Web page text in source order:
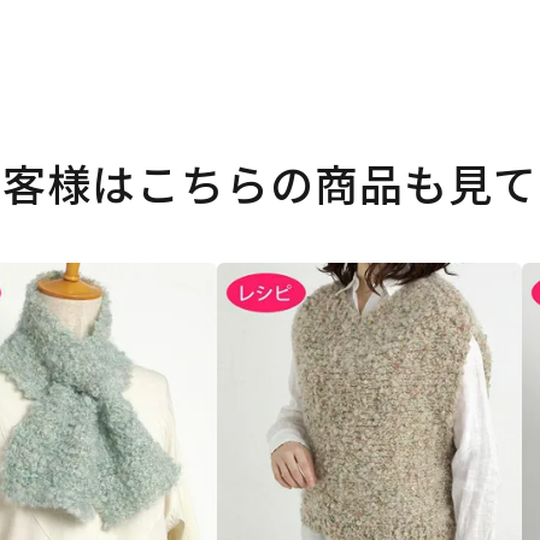
様はこちらの商品も見